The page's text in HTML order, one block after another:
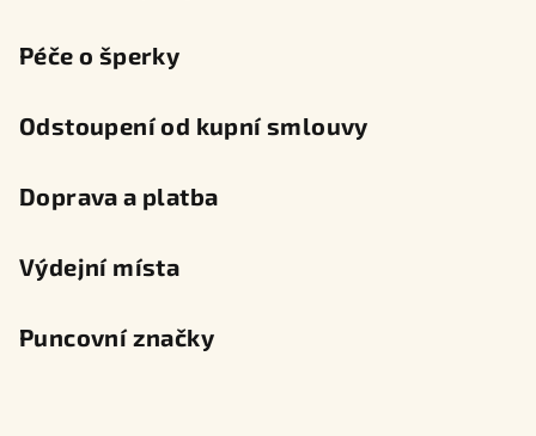
Péče o šperky
Odstoupení od kupní smlouvy
Doprava a platba
Výdejní místa
Puncovní značky